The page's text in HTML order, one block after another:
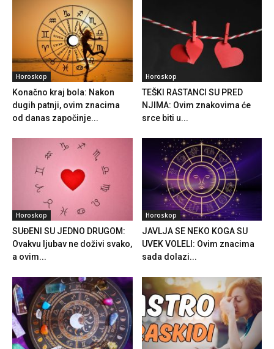
Horoskop
Konačno kraj bola: Nakon
dugih patnji, ovim znacima
od danas započinje...
Horoskop
TEŠKI RASTANCI SU PRED
NJIMA: Ovim znakovima će
srce biti u...
Horoskop
SUĐENI SU JEDNO DRUGOM:
Ovakvu ljubav ne doživi svako,
a ovim...
Horoskop
JAVLJA SE NEKO KOGA SU
UVEK VOLELI: Ovim znacima
sada dolazi...